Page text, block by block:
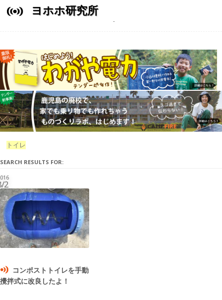
ヨホホ研究所
トイレ
SEARCH RESULTS FOR:
2
コンポストトイレを手動
攪拌式に改良したよ！